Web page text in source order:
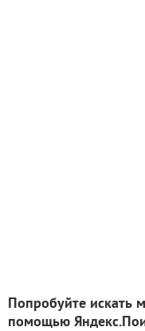
Попробуйте искать
помощью